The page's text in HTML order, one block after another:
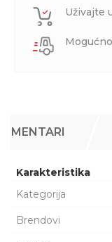
Uživajte
Karakteristika
Kategorija
Brendovi